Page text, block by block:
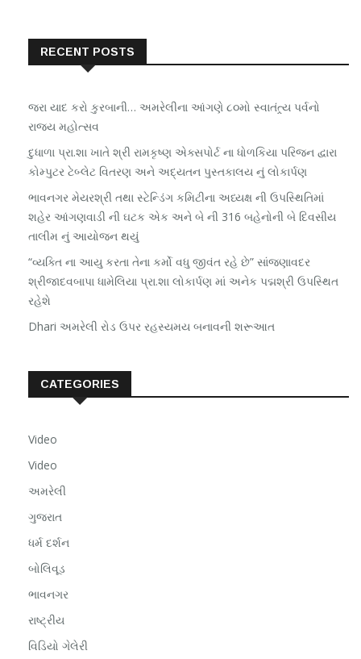
RECENT POSTS
જરા યાદ કરો કુરબાની… અમરેલીના આંગણે ૮૦મો સ્વાતંત્ર્ય પર્વનો
રાજ્ય મહોત્સવ
દુધાળા પ્રા.શા ખાતે શ્રી રામકૃષ્ણ એક્સપોર્ટ ના ધોળકિયા પરિજન દ્વારા
કોમ્પુટર ટેબ્લેટ વિતરણ અને અદ્યતન પુસ્તકાલય નું લોકાર્પણ
ભાવનગર મેયરશ્રી તથા સ્ટેન્ડિંગ કમિટીના અધ્યક્ષ ની ઉપસ્થિતિમાં
શહેર આંગણવાડી ની ઘટક એક અને બે ની 316 બહેનોની બે દિવસીય
તાલીમ નું આયોજન થયું
“વ્યક્તિ ના આયુ કરતા તેના કર્મો વધુ જીવંત રહે છે” સાંજણાવદર
શ્રીજાદવબાપા ધામેલિયા પ્રા.શા લોકાર્પણ માં અનેક પદ્મશ્રી ઉપસ્થિત
રહેશે
Dhari અમરેલી રોડ ઉપર રહસ્યમય બનાવની શરૂઆત
CATEGORIES
Video
Video
અમરેલી
ગુજરાત
ધર્મ દર્શન
બોલિવૂડ
ભાવનગર
રાષ્ટ્રીય
વિડિયો ગેલેરી